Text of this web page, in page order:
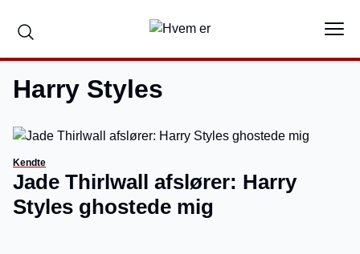
Harry Styles
Kendte
Jade Thirlwall afslører: Harry
Styles ghostede mig